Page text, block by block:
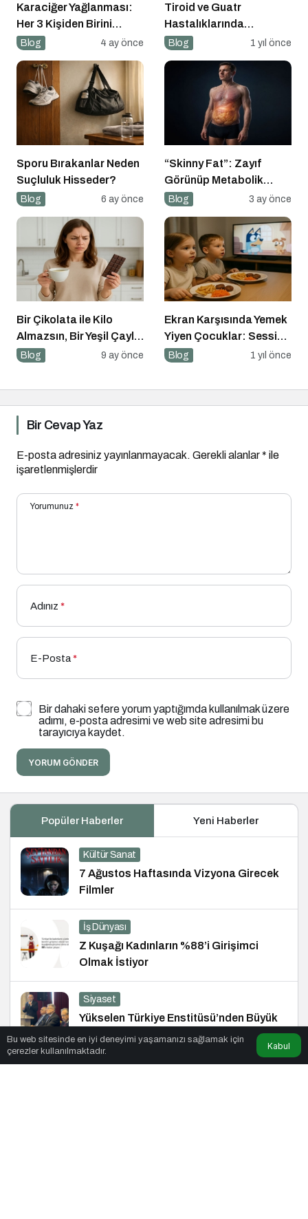
Karaciğer Yağlanması:
Her 3 Kişiden Birini
Tehdit Eden “Sessiz”
Blog 4 ay önce
Tiroid ve Guatr
Hastalıklarında
Beslenme Bilinci
Blog 1 yıl önce
Sporu Bırakanlar Neden
Suçluluk Hisseder?
Blog 6 ay önce
“Skinny Fat”: Zayıf
Görünüp Metabolik
Olarak Riskli Olmak
Blog 3 ay önce
Bir Çikolata ile Kilo
Almazsın, Bir Yeşil Çayla
da Zayıflamazsın
Blog 9 ay önce
Ekran Karşısında Yemek
Yiyen Çocuklar: Sessiz
Tehlike
Blog 1 yıl önce
Bir Cevap Yaz
E-posta adresiniz yayınlanmayacak. Gerekli alanlar* ile
işaretlenmişlerdir
Yorumunuz *
Adınız *
E-Posta*
Bir dahaki sefere yorum yaptığımda kullanılmak üzere
adımı, e-posta adresimi ve web site adresimi bu
tarayıcıya kaydet.
YORUM GÖNDER
Popüler Haberler Yeni Haberler
Kültür Sanat
7 Ağustos Haftasında Vizyona Girecek
Filmler
İş Dünyası
Z Kuşağı Kadınların %88’i Girişimci
Olmak İstiyor
Siyaset
Yükselen Türkiye Enstitüsü’nden Büyük
Buluşma: Ekonomi, Güvenlik Politikaları
ve Hukuk Konferansı
Bu web sitesinde en iyi deneyimi yaşamanızı sağlamak için
çerezler kullanılmaktadır.
Kabul